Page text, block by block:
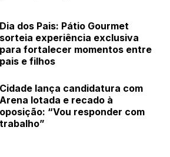
Dia dos Pais: Pátio Gourmet
sorteia experiência exclusiva
para fortalecer momentos entre
pais e filhos
Cidade lança candidatura com
Arena lotada e recado à
oposição: “Vou responder com
trabalho”